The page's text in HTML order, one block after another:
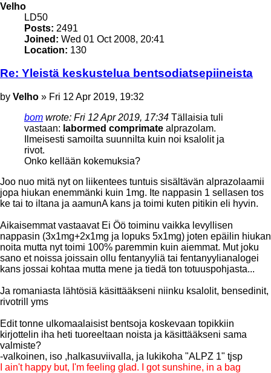
Velho
LD50
Posts: 2491
Joined: Wed 01 Oct 2008, 20:41
Location: 130
Re: Yleistä keskustelua bentsodiatsepiineista
Post
by Velho » Fri 12 Apr 2019, 19:32
bom wrote: Fri 12 Apr 2019, 17:34 Tällaisia tuli
vastaan: labormed comprimate alprazolam.
Ilmeisesti samoilta suunnilta kuin noi ksalolit ja
rivot.
Onko kellään kokemuksia?
Joo nuo mitä nyt on liikentees tuntuis sisältävän alprazolaamii
jopa hiukan enemmänki kuin 1mg. Ite nappasin 1 sellasen tos
ke tai to iltana ja aamunA kans ja toimi kuten pitikin eli hyvin.
Aikaisemmat vastaavat Ei Öö toiminu vaikka levyllisen
nappasin (3x1mg+2x1mg ja lopuks 5x1mg) joten epäilin hiukan
noita mutta nyt toimi 100% paremmin kuin aiemmat. Mut joku
sano et noissa joissain ollu fentanyyliä tai fentanyylianalogei
kans jossai kohtaa mutta mene ja tiedä ton totuuspohjasta...
Ja romaniasta lähtösiä käsittääkseni niinku ksalolit, bensedinit,
rivotrill yms
Edit tonne ulkomaalaisist bentsoja koskevaan topikkiin
kirjottelin iha heti tuoreeltaan noista ja käsittääkseni sama
valmiste?
-valkoinen, iso ,halkasuviivalla, ja lukikoha "ALPZ 1" tjsp
I ain't happy but, I'm feeling glad. I got sunshine, in a bag